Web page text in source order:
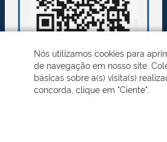
Desenvolvido pelo STI - Universidade Federal
Nós utilizamos cookies para
de navegação em nosso site.
básicas sobre a(s) visita(s)
concorda, clique em "Ciente".